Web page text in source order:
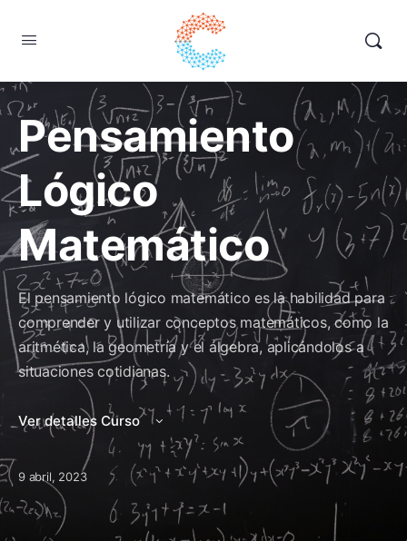
Pensamiento
Lógico
Matemático
El pensamiento lógico matemático es la habilidad para
comprender y utilizar conceptos matemáticos, como la
aritmética, la geometría y el álgebra, aplicándolos a
situaciones cotidianas.
Ver detalles Curso
9 abril, 2023